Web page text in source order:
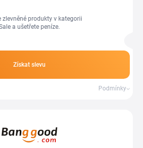
zlevněné produkty v kategorii
a ušetřete peníze.
Získat slevu
Podmínky